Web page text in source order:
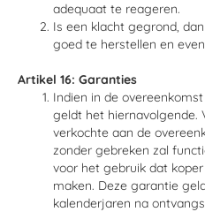
adequaat te reageren.
Is een klacht gegrond,
goed te herstellen en
Artikel 16: Garanties
Indien in de
geldt het hiernavolgende.
verkochte aan de
zonder gebreken zal
voor het gebruik dat
maken. Deze garantie
kalenderjaren na